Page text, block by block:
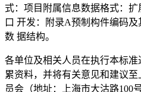
式：项目附属信息数据格式：
口 开发：附录A预制构件编码
数 据结构。
各单位及相关人员在执行本标
累资料，并将有关意见和建议
员会（地址：上海市大沽路100